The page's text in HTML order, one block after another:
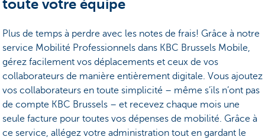
toute votre équipe
Plus de temps à perdre avec les notes de frais! Grâce à notre
service Mobilité Professionnels dans KBC Brussels Mobile,
gérez facilement vos déplacements et ceux de vos
collaborateurs de manière entièrement digitale. Vous ajoutez
vos collaborateurs en toute simplicité – même s’ils n’ont pas
de compte KBC Brussels – et recevez chaque mois une
seule facture pour toutes vos dépenses de mobilité. Grâce à
ce service, allégez votre administration tout en gardant le